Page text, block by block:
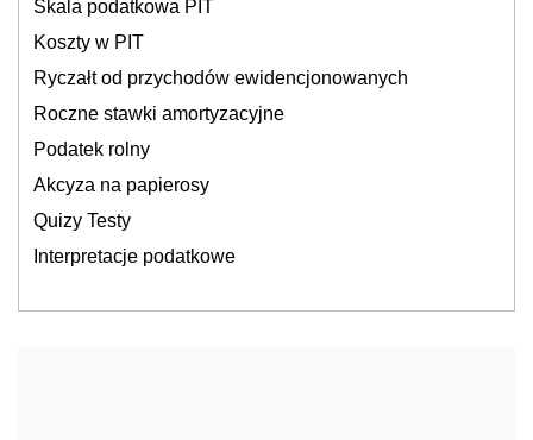
Skala podatkowa PIT
Koszty w PIT
Ryczałt od przychodów ewidencjonowanych
Roczne stawki amortyzacyjne
Podatek rolny
Akcyza na papierosy
Quizy Testy
Interpretacje podatkowe